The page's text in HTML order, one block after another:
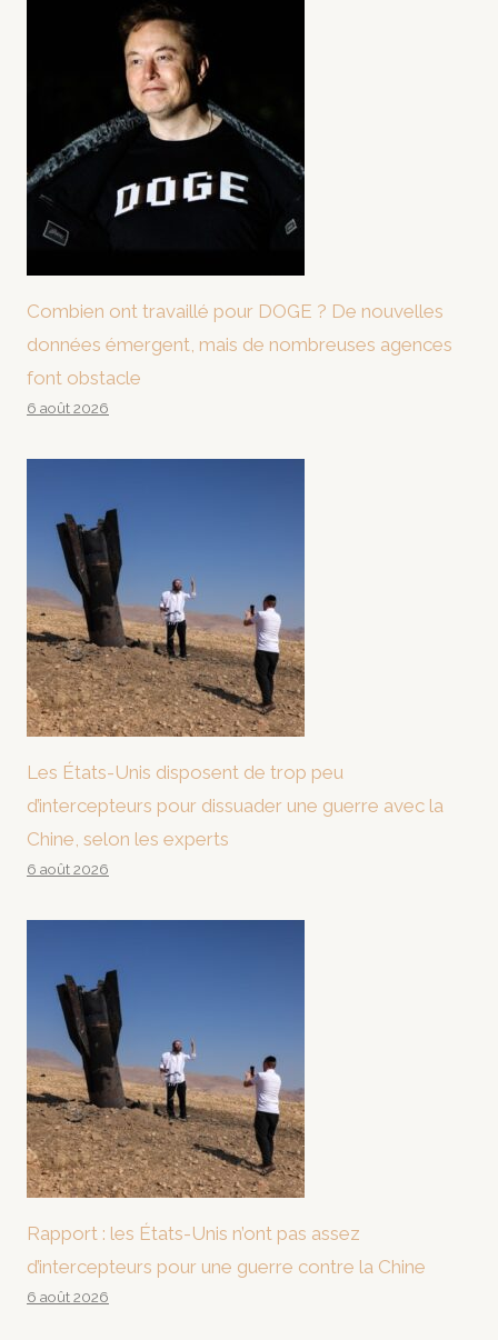
Combien ont travaillé pour DOGE ? De nouvelles
données émergent, mais de nombreuses agences
font obstacle
6 août 2026
Les États-Unis disposent de trop peu
d’intercepteurs pour dissuader une guerre avec la
Chine, selon les experts
6 août 2026
Rapport : les États-Unis n’ont pas assez
d’intercepteurs pour une guerre contre la Chine
6 août 2026